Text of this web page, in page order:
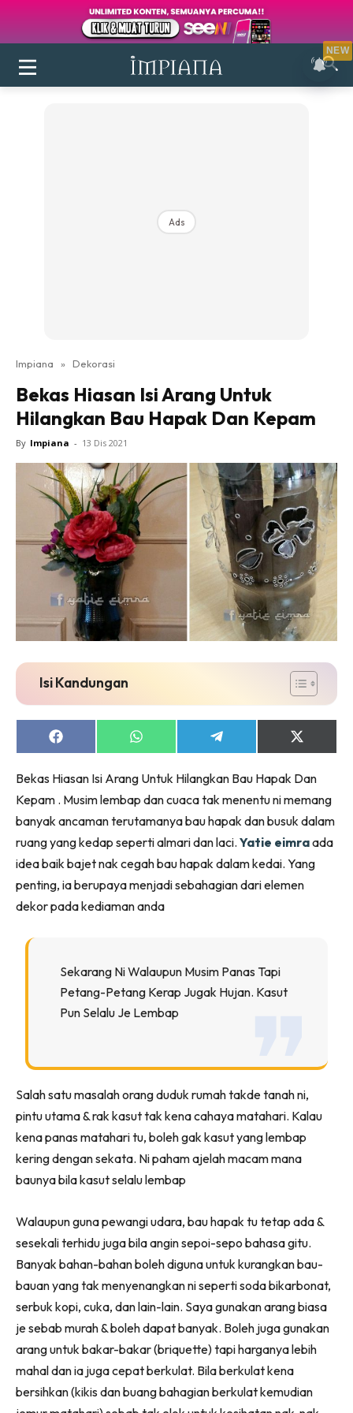
Login|Register
Ruang Makan
Ruang Tamu
Direktori
Interior Design
Landskap
DIY
Bilik Air
Bilik Tidur
Dapur
Ruang Makan
Make Over
Bilik Air
Bilik Tidur
Dapur
Ruang Tamu
Menarik Lagi
Casa Impiana
Impiana Makeover
Makeover Ruang Selebriti
Destinasi
Hotel
Kafe
Hartanah
Beli Di Mana
Ilham Impiana 360
Ilham Impiana Inspirasi Selebriti
Impiana TV
Casa Impiana
Impiana MakeOver
Lahar Dekor
Sembang Laman
Tip Impiana
Tip Laman
Hub Ideaktiv
Ads
Impiana » Dekorasi
Bekas Hiasan Isi Arang Untuk
Hilangkan Bau Hapak Dan Kepam
By Impiana - 13 Dis 2021
Isi Kandungan
Share
on
Share
on
Share
on
Share
on
(Twitter)
Bekas Hiasan Isi Arang Untuk Hilangkan Bau Hapak Dan
Kepam . Musim lembap dan cuaca tak menentu ni memang
banyak ancaman terutamanya bau hapak dan busuk dalam
ruang yang kedap seperti almari dan laci. Yatie eimraada
idea baik bajet nak cegah bau hapak dalam kedai. Yang
penting, ia berupaya menjadi sebahagian dari elemen
dekor pada kediaman anda
Sekarang Ni Walaupun Musim Panas Tapi
Petang-Petang Kerap Jugak Hujan. Kasut
Pun Selalu Je Lembap
Salah satu masalah orang duduk rumah takde tanah ni,
pintu utama & rak kasut tak kena cahaya matahari. Kalau
kena panas matahari tu, boleh gak kasut yang lembap
kering dengan sekata. Ni paham ajelah macam mana
baunya bila kasut selalu lembap
Walaupun guna pewangi udara, bau hapak tu tetap ada &
sesekali terhidu juga bila angin sepoi-sepo bahasa gitu.
Banyak bahan-bahan boleh diguna untuk kurangkan bau-
bauan yang tak menyenangkan ni seperti soda bikarbonat,
serbuk kopi, cuka, dan lain-lain. Saya gunakan arang biasa
je sebab murah & boleh dapat banyak. Boleh juga gunakan
arang untuk bakar-bakar (briquette) tapi harganya lebih
mahal dan ia juga cepat berkulat. Bila berkulat kena
bersihkan (kikis dan buang bahagian berkulat kemudian
NEW